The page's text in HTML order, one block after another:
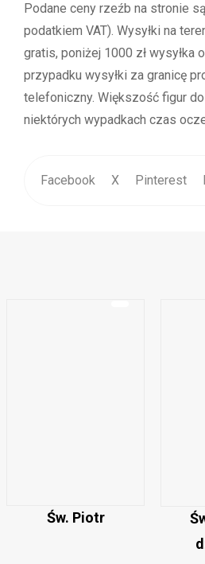
Podane ceny rzeźb na stronie
podatkiem VAT). Wysyłki na
gratis, poniżej 1000 zł wysyłka
przypadku wysyłki za granicę
telefoniczny. Większość figur
niektórych wypadkach czas
Facebook X Pinterest
Św. Piotr